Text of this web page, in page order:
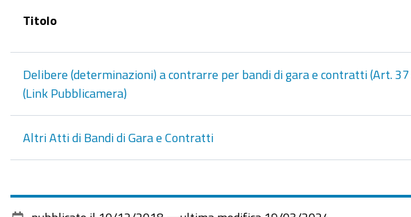
Titolo
Delibere (determinazioni) a contrarre per bandi di gara e contratti (Art. 37
(Link Pubblicamera)
Altri Atti di Bandi di Gara e Contratti